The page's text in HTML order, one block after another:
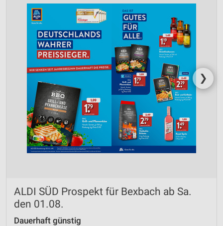
❯
ALDI SÜD Prospekt für Bexbach ab Sa.
den 01.08.
Dauerhaft günstig